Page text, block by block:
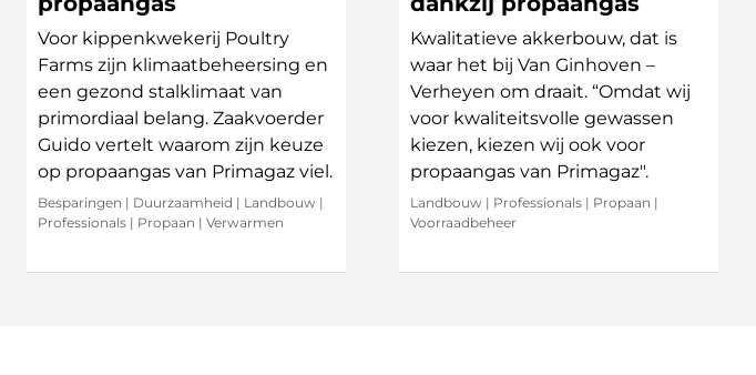
Voor kippenkwekerij Poultry
Farms zijn klimaatbeheersing en
een gezond stalklimaat van
primordiaal belang. Zaakvoerder
Guido vertelt waarom zijn keuze
op propaangas van Primagaz viel.
Besparingen | Duurzaamheid | Landbouw |
Professionals | Propaan | Verwarmen
Kwalitatieve akkerbouw, dat is
waar het bij Van Ginhoven –
Verheyen om draait. “Omdat wij
voor kwaliteitsvolle gewassen
kiezen, kiezen wij ook voor
propaangas van Primagaz".
Landbouw | Professionals | Propaan |
Voorraadbeheer